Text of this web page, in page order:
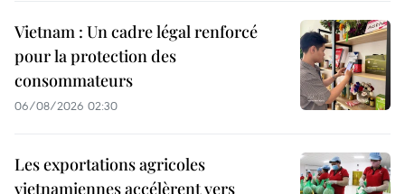
Vietnam : Un cadre légal renforcé
pour la protection des
consommateurs
06/08/2026 02:30
Les exportations agricoles
vietnamiennes accélèrent vers